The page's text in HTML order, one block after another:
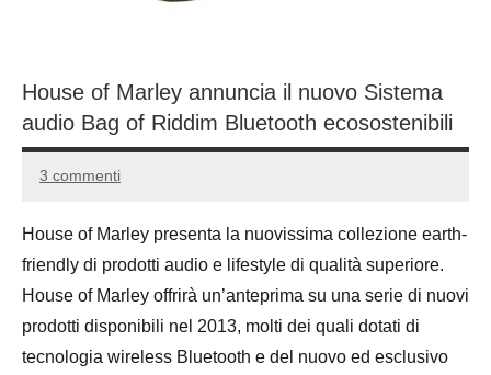
House of Marley annuncia il nuovo Sistema
audio Bag of Riddim Bluetooth ecosostenibili
14
2016
Andrea
3 commenti
House of Marley presenta la nuovissima collezione earth-
friendly di prodotti audio e lifestyle di qualità superiore.
House of Marley offrirà un’anteprima su una serie di nuovi
prodotti disponibili nel 2013, molti dei quali dotati di
tecnologia wireless Bluetooth e del nuovo ed esclusivo